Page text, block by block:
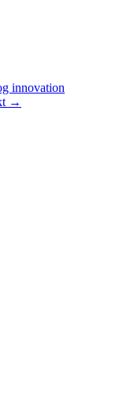
innovation
→